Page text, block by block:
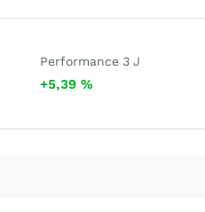
Performance 3 J
+5,39 %